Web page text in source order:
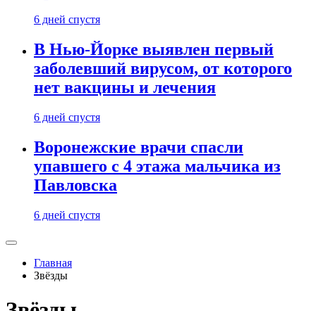
6 дней спустя
В Нью-Йорке выявлен первый
заболевший вирусом, от которого
нет вакцины и лечения
6 дней спустя
Воронежские врачи спасли
упавшего с 4 этажа мальчика из
Павловска
6 дней спустя
Главная
Звёзды